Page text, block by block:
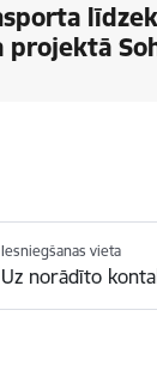
projektā
Iesniegšanas vieta
Uz norādīto